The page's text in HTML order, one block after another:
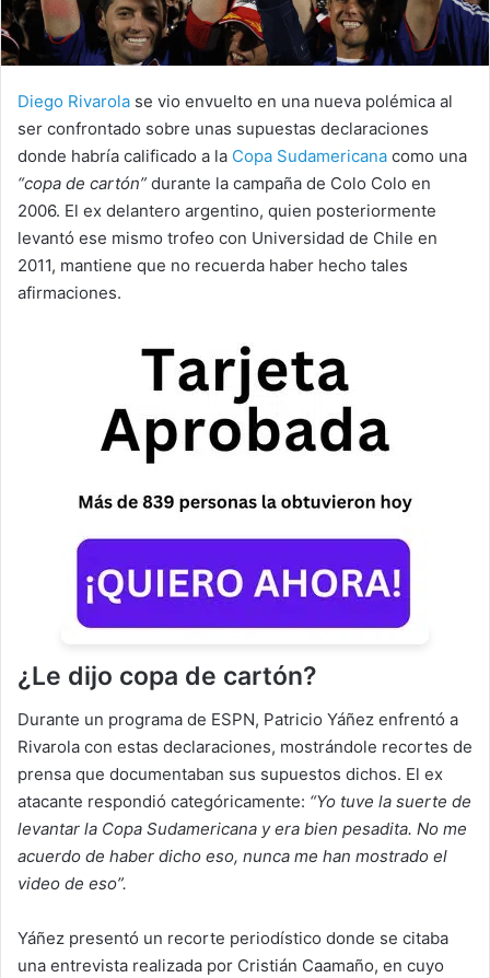
Diego Rivarola se vio envuelto en una nueva polémica al
ser confrontado sobre unas supuestas declaraciones
donde habría calificado a la Copa Sudamericana como una
“copa de cartón” durante la campaña de Colo Colo en
2006. El ex delantero argentino, quien posteriormente
levantó ese mismo trofeo con Universidad de Chile en
2011, mantiene que no recuerda haber hecho tales
afirmaciones.
¿Le dijo copa de cartón?
Durante un programa de ESPN, Patricio Yáñez enfrentó a
Rivarola con estas declaraciones, mostrándole recortes de
prensa que documentaban sus supuestos dichos. El ex
atacante respondió categóricamente: “Yo tuve la suerte de
levantar la Copa Sudamericana y era bien pesadita. No me
acuerdo de haber dicho eso, nunca me han mostrado el
video de eso”.
Yáñez presentó un recorte periodístico donde se citaba
una entrevista realizada por Cristián Caamaño, en cuyo